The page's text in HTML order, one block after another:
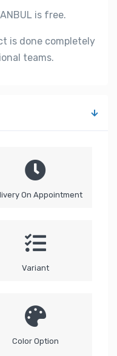
is free.
is done completely
teams.
On Appointment
Variant
Color Option